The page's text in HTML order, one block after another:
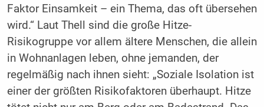
Faktor Einsamkeit – ein Thema, das oft übersehen
wird.“ Laut Thell sind die große Hitze-
Risikogruppe vor allem ältere Menschen, die allein
in Wohnanlagen leben, ohne jemanden, der
regelmäßig nach ihnen sieht: „Soziale Isolation ist
einer der größten Risikofaktoren überhaupt. Hitze